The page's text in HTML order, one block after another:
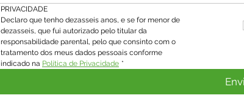
PRIVACIDADE
Declaro que tenho dezasseis anos, e se for menor de
dezasseis, que fui autorizado pelo titular da
responsabilidade parental, pelo que consinto com o
tratamento dos meus dados pessoais conforme
indicado na Política de Privacidade *